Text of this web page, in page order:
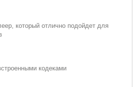
который отлично подойдет для
кодеками